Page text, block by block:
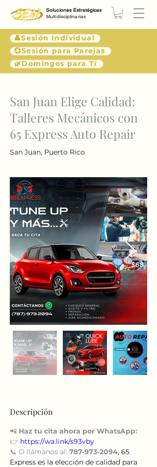
👤Sesión Individual
💞Sesión para Parejas
🌿Domingos para Tí
Soluciones Estratégicas
Multidisciplinarias
< Atrás
San Juan Elige Calidad:
Talleres Mecánicos con
65 Express Auto Repair
San Juan, Puerto Rico
Descripción
📲 Haz tu cita ahora por WhatsApp:
👉 https://wa.link/s93vby
📞 O llámanos al: 787-973-2094, 65
Express es la elección de calidad para